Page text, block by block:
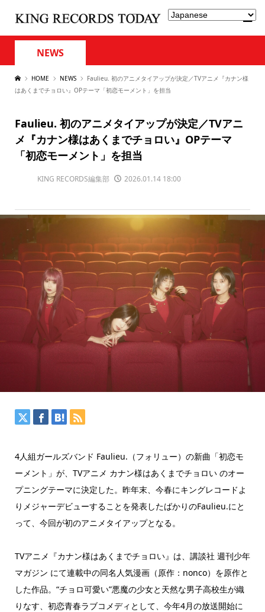
NEWS
HOME NEWS
Faulieu. 初のアニメタイアップが決定／TVアニメ『カナン様
はあくまでチョロい』OPテーマ「初恋モーメント」を担当
Faulieu. 初のアニメタイアップが決定／TVアニ
メ『カナン様はあくまでチョロい』OPテーマ
「初恋モーメント」を担当
KING RECORDS編集部 2026.01.14 18:00
4人組ガールズバンド Faulieu.（フォリュー）の新曲「初恋モ
ーメント」が、TVアニメ カナン様はあくまでチョロい のオー
プニングテーマに決定した。昨年末、今春にキングレコードよ
りメジャーデビューすることを発表したばかりのFaulieu.にと
って、今回が初のアニメタイアップとなる。
TVアニメ『カナン様はあくまでチョロい』は、講談社 週刊少年
マガジン にて連載中の同名人気漫画（原作：nonco）を原作と
した作品。“チョロ可愛い”悪魔の少女と天然な男子高校生が織
りなす、初恋青春ラブコメディとして、今年4月の放送開始に